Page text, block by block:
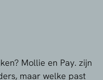
Mollie en Pay. zijn
maar welke past